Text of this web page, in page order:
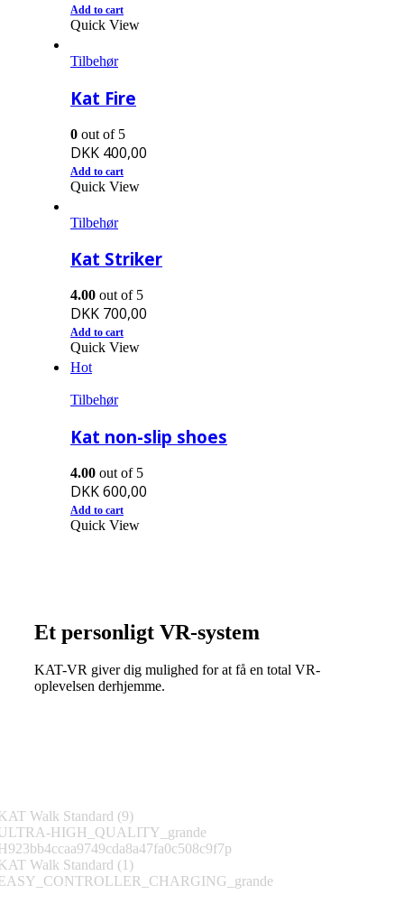
Add to cart
Quick View
Tilbehør
Kat Fire
0 out of 5
DKK 400,00
Add to cart
Quick View
Tilbehør
Kat Striker
4.00 out of 5
DKK 700,00
Add to cart
Quick View
Hot
Tilbehør
Kat non-slip shoes
4.00 out of 5
DKK600,00
Add to cart
Quick View
Et personligt VR-system
KAT-VR giver dig mulighed for at få en total VR-
oplevelsen derhjemme.